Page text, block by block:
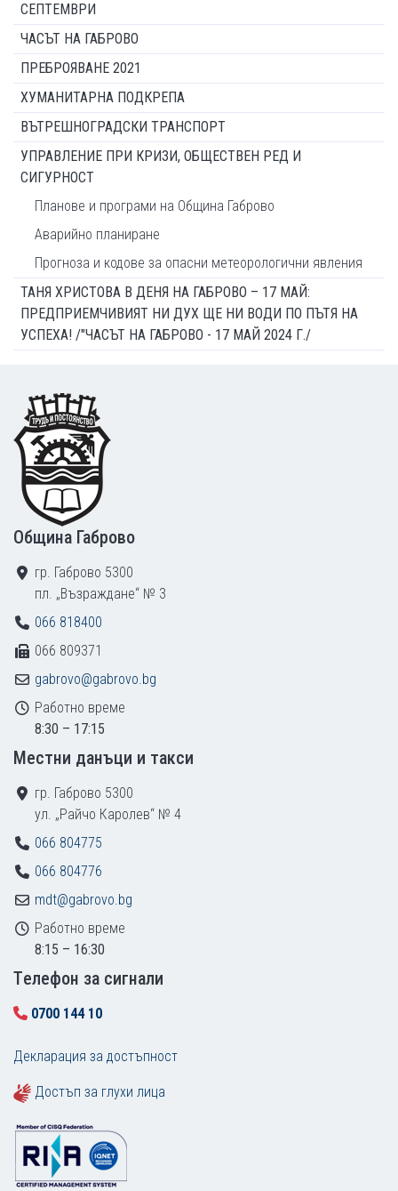
СЕПТЕМВРИ
ЧАСЪТ НА ГАБРОВО
ПРЕБРОЯВАНЕ 2021
ХУМАНИТАРНА ПОДКРЕПА
ВЪТРЕШНОГРАДСКИ ТРАНСПОРТ
УПРАВЛЕНИЕ ПРИ КРИЗИ, ОБЩЕСТВЕН РЕД И
СИГУРНОСТ
Планове и програми на Община Габрово
Аварийно планиране
Прогноза и кодове за опасни метеорологични явления
ТАНЯ ХРИСТОВА В ДЕНЯ НА ГАБРОВО – 17 МАЙ:
ПРЕДПРИЕМЧИВИЯТ НИ ДУХ ЩЕ НИ ВОДИ ПО ПЪТЯ НА
УСПЕХА! /"ЧАСЪТ НА ГАБРОВО - 17 МАЙ 2024 Г./
Footer
Община Габрово
гр. Габрово 5300
пл. „Възраждане“ № 3
066 818400
066 809371
gabrovo@gabrovo.bg
Работно време
8:30 – 17:15
Местни данъци и такси
гр. Габрово 5300
ул. „Райчо Каролев“ № 4
066 804775
066 804776
mdt@gabrovo.bg
Работно време
8:15 – 16:30
Tелефон за сигнали
0700 144 10
Декларация за достъпност
Достъп за глухи лица